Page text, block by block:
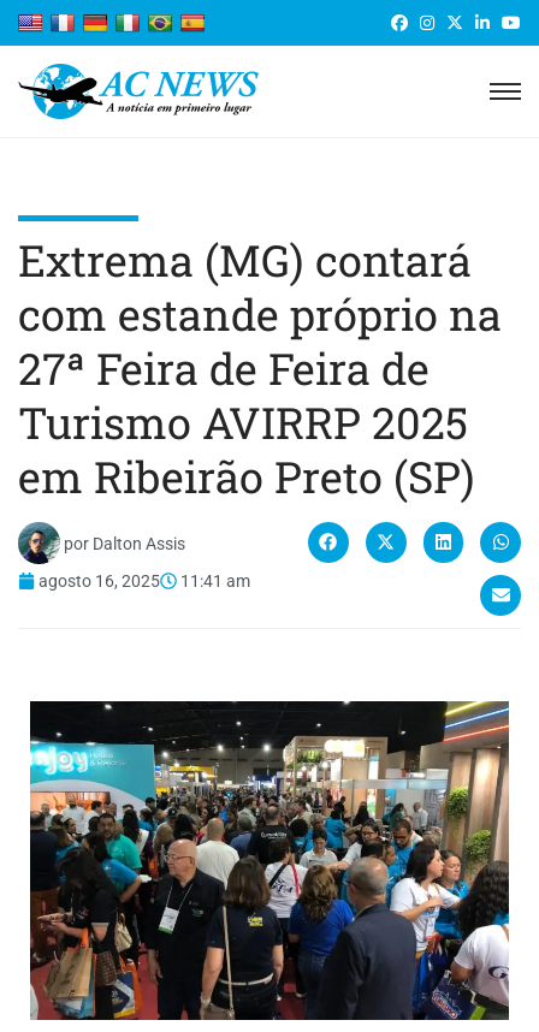
Extrema (MG) contará
com estande próprio na
27ª Feira de Feira de
Turismo AVIRRP 2025
em Ribeirão Preto (SP)
por Dalton Assis
agosto 16, 2025
11:41 am